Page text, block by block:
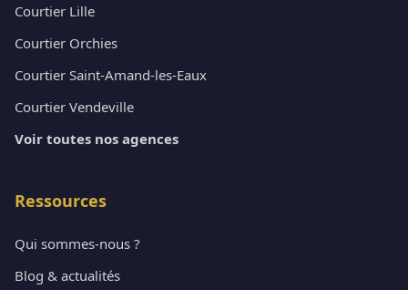
Courtier Lille
Courtier Orchies
Courtier Saint-Amand-les-Eaux
Courtier Vendeville
Voir toutes nos agences
Ressources
Qui sommes-nous ?
Blog & actualités